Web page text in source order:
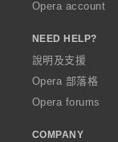
Opera account
NEED HELP?
說明及支援
Opera 部落格
Opera forums
COMPANY